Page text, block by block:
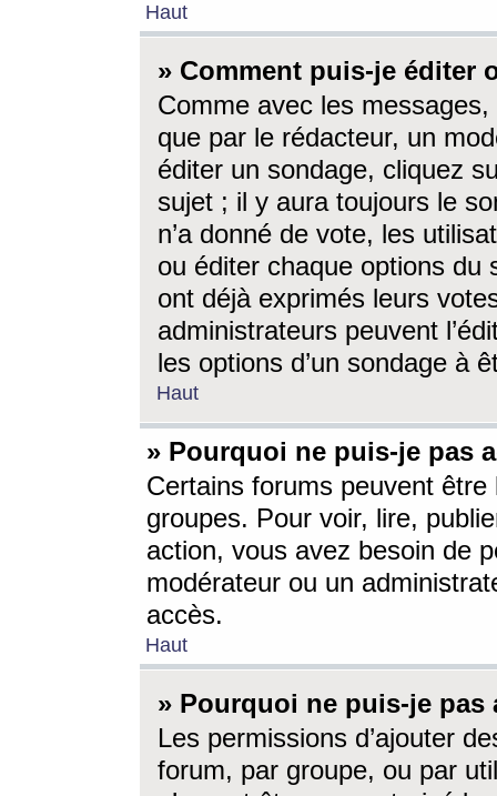
Haut
» Comment puis-je éditer
Comme avec les
que par le rédacteur, un
éditer un sondage, cliquez
sujet ; il y aura toujours le
n’a donné de vote, les
ou éditer chaque options du
ont déjà exprimés leurs
administrateurs peuvent
les options d’un sondage à
Haut
» Pourquoi ne puis-je pas
Certains forums peuvent être
groupes. Pour voir, lire,
action, vous avez besoin de
modérateur ou un
accès.
Haut
» Pourquoi ne puis-je
Les permissions d’ajouter
forum, par groupe, ou par